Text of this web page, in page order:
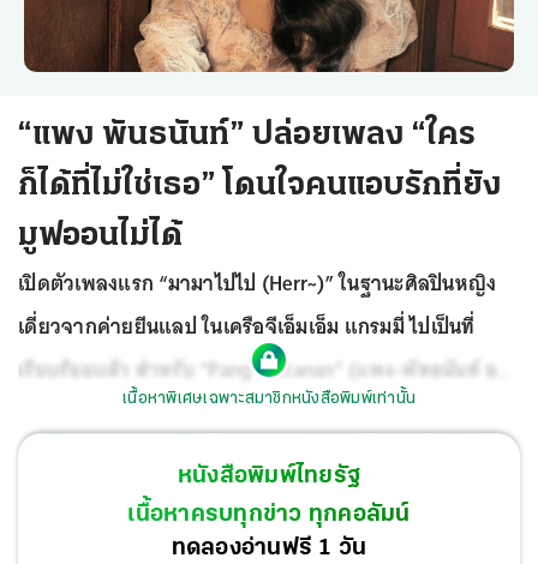
“แพง พันธนันท์” ปล่อยเพลง “ใคร
ก็ได้ที่ไม่ใช่เธอ” โดนใจคนแอบรักที่ยัง
มูฟออนไม่ได้
เปิดตัวเพลงแรก “มามาไปไป (Herr~)” ในฐานะศิลปินหญิง
เดี่ยวจากค่ายยีนแลป ในเครือจีเอ็มเอ็ม แกรมมี่ ไปเป็นที่
เรียบร้อยแล้ว สำหรับ “Pang Pattanan” (แพง-พัทธนันท์ อภิ
วัฒน์เวคิน) ก็ทำเอาหลายๆคนโดนตกไปกับความน่ารักและ
เสียงร้องที่หวานใสเป็นเอกลักษณ์ งานนี้สาวแพงเลยขอส่ง
เสียงร้องเพราะๆอย่างต่อเนื่องในเพลง “ใครก็ได้ที่ไม่ใช่เธอ”
ซิงเกิลที่สองกับเพลงช้าสไตล์ป๊อป เนื้อหาเศร้า ที่พูดถึงความ
เนื้อหาพิเศษเฉพาะสมาชิกหนังสือพิมพ์เท่านั้น
หนังสือพิมพ์ไทยรัฐ
เนื้อหาครบทุกข่าว ทุกคอลัมน์
ทดลองอ่านฟรี 1 วัน